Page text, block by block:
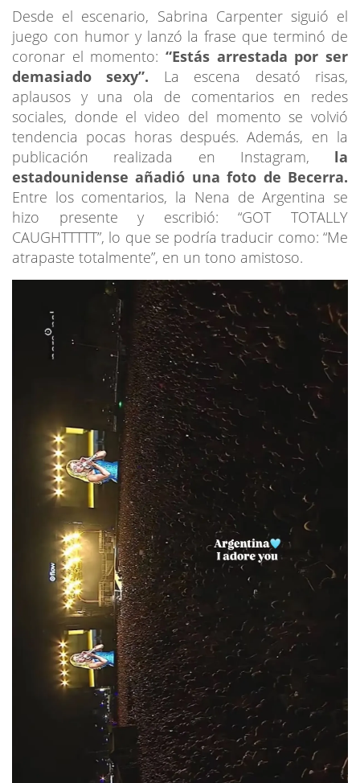
Desde el escenario, Sabrina Carpenter siguió el
juego con humor y lanzó la frase que terminó de
coronar el momento: “Estás arrestada por ser
demasiado sexy”. La escena desató risas,
aplausos y una ola de comentarios en redes
sociales, donde el video del momento se volvió
tendencia pocas horas después. Además, en la
publicación realizada en Instagram, la
estadounidense añadió una foto de Becerra.
Entre los comentarios, la Nena de Argentina se
hizo presente y escribió: “GOT TOTALLY
CAUGHTTTTT”, lo que se podría traducir como: “Me
atrapaste totalmente”, en un tono amistoso.